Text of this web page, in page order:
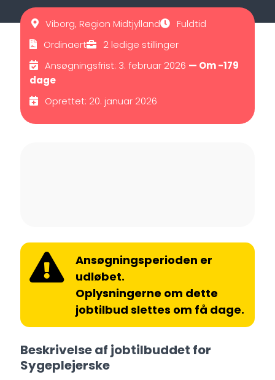
Viborg, Region Midtjylland
Fuldtid
Ordinaert
2 ledige stillinger
Ansøgningsfrist: 3. februar 2026 — Om -179
dage
Oprettet: 20. januar 2026
Ansøgningsperioden er
udløbet.
Oplysningerne om dette
jobtilbud slettes om få dage.
Beskrivelse af jobtilbuddet for
Sygeplejerske